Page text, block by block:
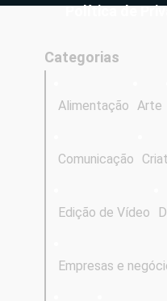
Política de
Categorias
Alimentação Arte
Comunicação
Edição de Vídeo
Empresas e